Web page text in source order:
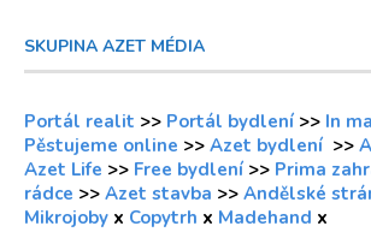
SKUPINA AZET MÉDIA
Portál realit >> Portál bydlení >> In
Pěstujeme online >> Azet bydlení >>
Azet Life >> Free bydlení >> Prima
rádce >> Azet stavba >> Andělské
Mikrojoby x Copytrh x Madehand x